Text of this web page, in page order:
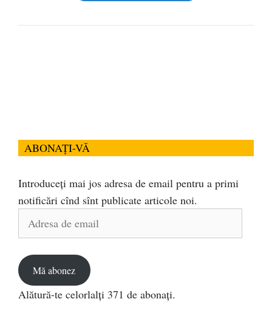
ABONAȚI-VĂ
Introduceți mai jos adresa de email pentru a primi
notificări cînd sînt publicate articole noi.
Adresa
Mă abonez
Alătură-te celorlalți 371 de abonați.